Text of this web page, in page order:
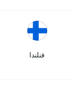
فنلندا